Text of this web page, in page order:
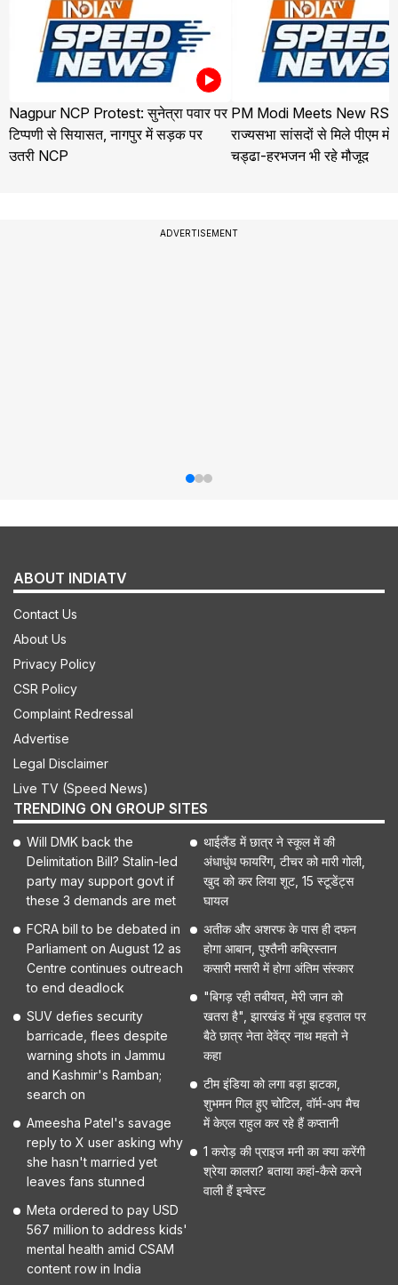
Nagpur NCP Protest: सुनेत्रा पवार पर
टिप्पणी से सियासत, नागपुर में सड़क पर
उतरी NCP
PM Modi Meets New RS
राज्यसभा सांसदों से मिले पीएम
चड्ढा-हरभजन भी रहे मौजूद
ADVERTISEMENT
ABOUT INDIATV
Contact Us
About Us
Privacy Policy
CSR Policy
Complaint Redressal
Advertise
Legal Disclaimer
Live TV (Speed News)
TRENDING ON GROUP SITES
Will DMK back the
Delimitation Bill? Stalin-led
party may support govt if
these 3 demands are met
FCRA bill to be debated in
Parliament on August 12 as
Centre continues outreach
to end deadlock
SUV defies security
barricade, flees despite
warning shots in Jammu
and Kashmir's Ramban;
search on
Ameesha Patel's savage
reply to X user asking why
she hasn't married yet
leaves fans stunned
Meta ordered to pay USD
567 million to address kids'
mental health amid CSAM
content row in India
थाईलैंड में छात्र ने स्कूल में की
अंधाधुंध फायरिंग, टीचर को मारी गोली,
खुद को कर लिया शूट, 15 स्टूडेंट्स
घायल
अतीक और अशरफ के पास ही दफन
होगा आबान, पुश्तैनी कब्रिस्तान
कसारी मसारी में होगा अंतिम संस्कार
"बिगड़ रही तबीयत, मेरी जान को
खतरा है", झारखंड में भूख हड़ताल पर
बैठे छात्र नेता देवेंद्र नाथ महतो ने
कहा
टीम इंडिया को लगा बड़ा झटका,
शुभमन गिल हुए चोटिल, वॉर्म-अप मैच
में केएल राहुल कर रहे हैं कप्तानी
1 करोड़ की प्राइज मनी का क्या करेंगी
श्रेया कालरा? बताया कहां-कैसे करने
वाली हैं इन्वेस्ट